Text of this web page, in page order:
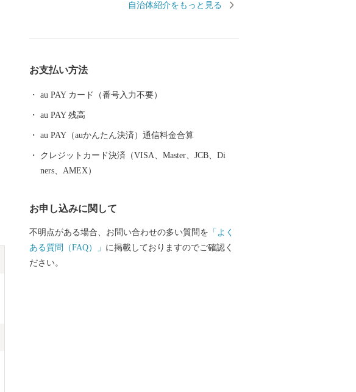
名な「アサヒシューズ」「ムーンスター」、世界的タ
るとともに、久留米のグルメとして現在に誇る逸品と
なっております。 「九州有数の農業都市」「とんこつ
「日本有数の酒処」さらには「ゴムのまち」として、
久留米の先人が創り上げた数々の美味と逸品をぜひ一
度堪能してみてください。
自治体紹介をもっと見る
お支払い方法
au PAY カード（番号入力不要）
au PAY 残高
au PAY（auかんたん決済）通信料金合算
クレジットカード決済（VISA、Master、JCB、Di
ners、AMEX）
お申し込みに関して
不明点がある場合、お問い合わせの多い質問を 「よく
ある質問（FAQ）」 に掲載しておりますのでご確認く
ださい。